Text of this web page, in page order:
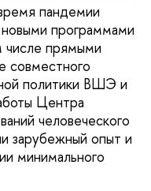
пандемии
новыми программами
числе прямыми
совместного
политики ВШЭ и
Центра
человеческого
зарубежный опыт и
минимального